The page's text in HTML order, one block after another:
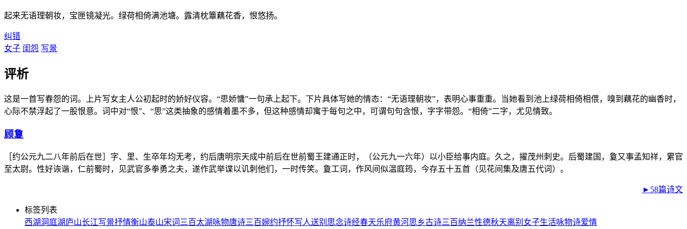
起来无语理朝妆，宝匣镜凝光。绿荷相倚满池塘。露清枕簟藕花香，恨悠扬。
纠错
女子 闺怨 写景
评析
这是一首写春怨的词。上片写女主人公初起时的娇好仪容。“思娇慵”一句承上起下。下片具体写她的情态：“无语理朝妆”，表明心事重重。当她看到池上绿荷相倚相偎，嗅到藕花的幽香时，
心际不禁浮起了一股恨意。词中对“恨”、“思”这类抽象的感情着墨不多，但这种感情却寓于每句之中，可谓句句含恨，字字带怨。“相倚”二字，尤见情致。
顾敻
［约公元九二八年前后在世］字、里、生卒年均无考，约后唐明宗天成中前后在世前蜀王建通正时，（公元九一六年）以小臣给事内庭。久之，擢茂州刺史。后蜀建国，敻又事孟知祥，累官
至太尉。性好诙谐，仁前蜀时，见武官多拳勇之夫，遂作武举谍以讥刺他们，一时传笑。敻工词，作风间似温庭筠，今存五十五首（见花间集及唐五代词）。
►58篇诗文
标签列表
西湖洞庭湖庐山长江写景抒情衡山泰山宋词三百太湖 咏物唐诗三百婉约抒怀写人送别 思念诗经春天乐府黄河思乡古诗三百纳兰性德秋天离别 女子生活咏物诗爱情